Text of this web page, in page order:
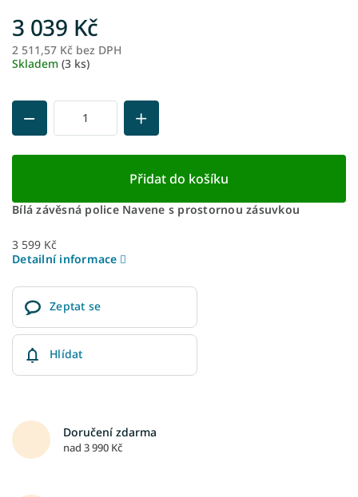
3 039 Kč
2 511,57 Kč bez DPH
Skladem (3 ks)
Přidat do košíku
Bílá závěsná police Navene s prostornou zásuvkou
3 599 Kč
Detailní informace
Zeptat se
Hlídat
Doručení zdarma
nad 3 990 Kč